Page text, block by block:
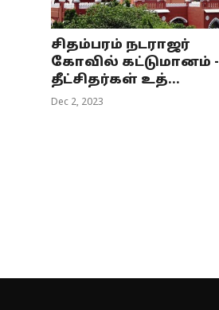
சிதம்பரம் நடராஜர்
கோவில் கட்டுமானம் -
தீட்சிதர்கள் உத்...
Dec 2, 2023